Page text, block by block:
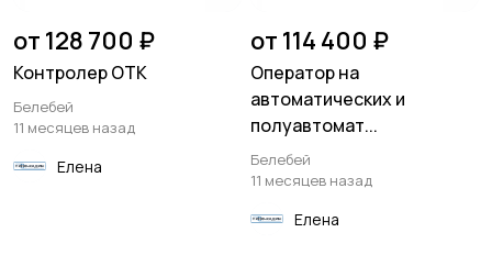
от 128 700 ₽
Контролер ОТК
Белебей
11 месяцев назад
Елена
от 114 400 ₽
Оператор на
автоматических и
полуавтомат...
Белебей
11 месяцев назад
Елена